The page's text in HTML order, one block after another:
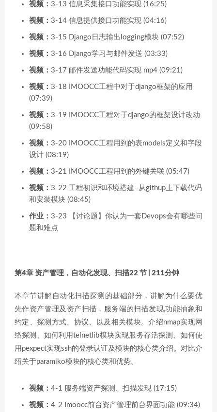
视频： 3-13 信息采集接口功能实现 (16:25)
视频： 3-14 信息提供接口功能实现 (04:16)
视频： 3-15 Django日志输出logging模块 (07:52)
视频： 3-16 Django学习与邮件发送 (03:33)
视频： 3-17 邮件发送功能代码实现 mp4 (09:21)
视频： 3-18 IMOOCC工程中对于django框架的应用
(07:39)
视频： 3-19 IMOOCC工程对于django的框架设计改动
(09:58)
视频： 3-20 IMOOCC工程用到的表models定义和字段
设计 (08:19)
视频： 3-21 IMOOCC工程用到的外键关联 (05:47)
视频： 3-22 工程初识和环境搭建–从githup上下载代码
和安装模块 (08:45)
作业： 3-23 【讨论题】你认为一套Devops会有哪些问
题和难点
第4章 资产管理，自动化发现、扫描22 节 | 211分钟
本章节讲解自动化扫描探测的基础部分，讲解为什么要优
先作资产管理及资产扫描，服务端的扫描发现,功能抽象和
约定、探测方式、协议、以及相关模块。介绍nmap实现网
络探测、如何利用telnetlib模块实现服务存活探测、如何使
用pexpect实现ssh的登录认证及模块的核心类介绍。对比介
绍关于paramiko模块的核心类和优势。
视频： 4-1 服务端资产探测、扫描发现 (17:15)
视频： 4-2 Imoocc前台资产管理前台界面功能 (09:34)